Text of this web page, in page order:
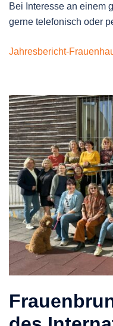
Bei Interesse an einem
gerne telefonisch oder
Jahresbericht-